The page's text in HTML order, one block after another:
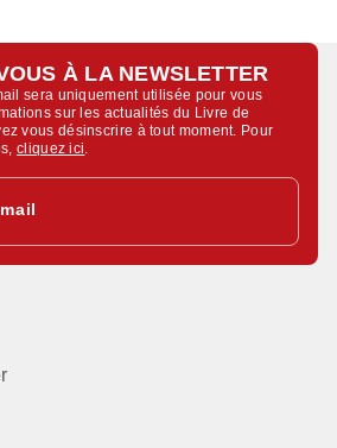
À LA NEWSLETTER
sera uniquement utilisée pour vous
sur les actualités du Livre de
vous désinscrire à tout moment. Pour
cliquez ici.